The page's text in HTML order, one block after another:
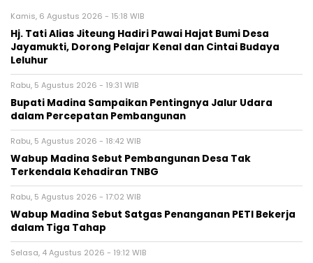
Kamis, 6 Agustus 2026 - 15:18 WIB
Hj. Tati Alias Jiteung Hadiri Pawai Hajat Bumi Desa
Jayamukti, Dorong Pelajar Kenal dan Cintai Budaya
Leluhur
Rabu, 5 Agustus 2026 - 19:31 WIB
Bupati Madina Sampaikan Pentingnya Jalur Udara
dalam Percepatan Pembangunan
Rabu, 5 Agustus 2026 - 18:42 WIB
Wabup Madina Sebut Pembangunan Desa Tak
Terkendala Kehadiran TNBG
Rabu, 5 Agustus 2026 - 17:02 WIB
Wabup Madina Sebut Satgas Penanganan PETI Bekerja
dalam Tiga Tahap
Selasa, 4 Agustus 2026 - 19:12 WIB